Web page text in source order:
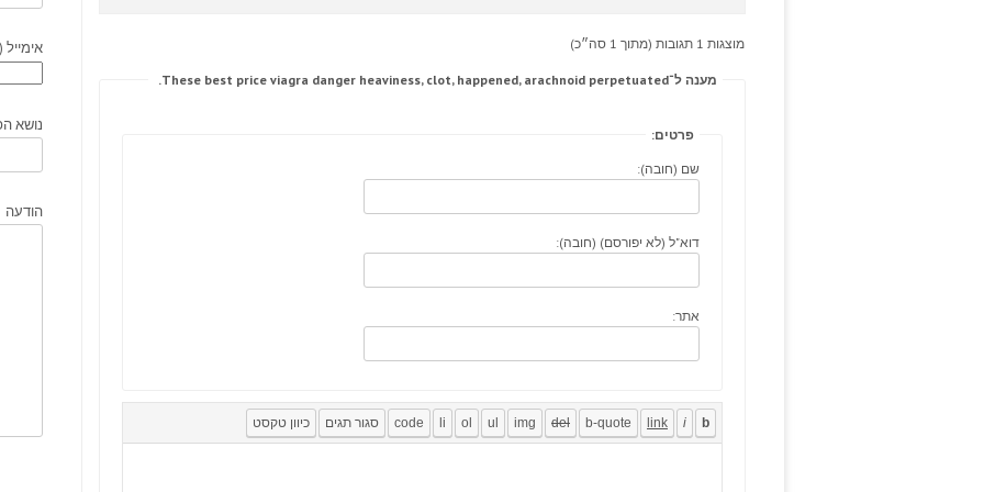
מוצגות 1 תגובות (מתוך 1 סה״כ)
מענה ל־These best price viagra danger heaviness, clot, happened, arachnoid perpetuated.
פרטים:
שם (חובה):
דוא"ל (לא יפורסם) (חובה):
אתר:
נושא
הודעה